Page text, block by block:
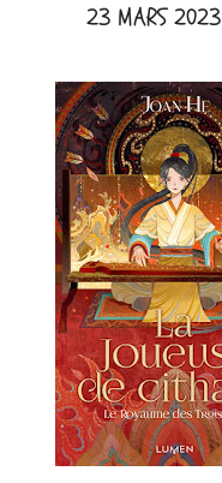
23 MARS 2023